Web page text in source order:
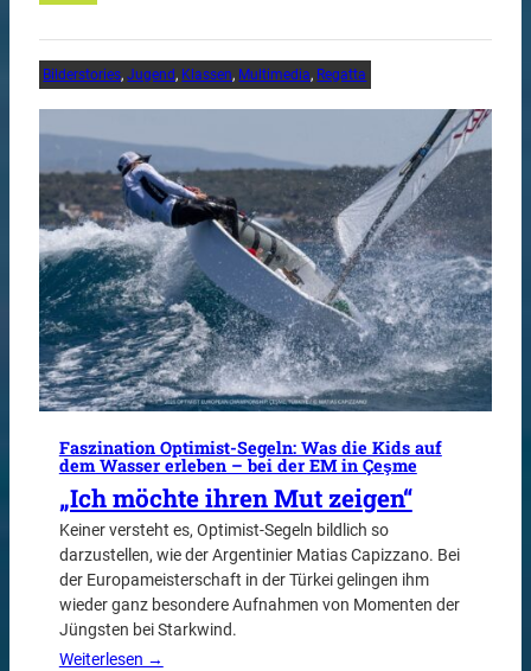
Bilderstories, Jugend, Klassen, Multimedia, Regatta
Faszination Optimist-Segeln: Was die Kids auf
dem Wasser erleben – bei der EM in Çeşme
„Ich möchte ihren Mut zeigen“
Keiner versteht es, Optimist-Segeln bildlich so
darzustellen, wie der Argentinier Matias Capizzano. Bei
der Europameisterschaft in der Türkei gelingen ihm
wieder ganz besondere Aufnahmen von Momenten der
Jüngsten bei Starkwind.
Weiterlesen →